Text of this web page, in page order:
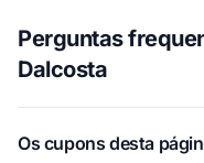
Perguntas
Dalcosta
Os cupons desta